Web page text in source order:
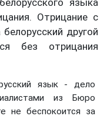
Отрицание с
другой
без отрицания
язык - дело
из Бюро
не беспокоится за